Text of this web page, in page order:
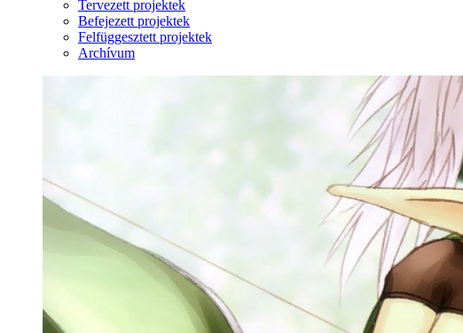
Tervezett projektek
Befejezett projektek
Felfüggesztett projektek
Archívum